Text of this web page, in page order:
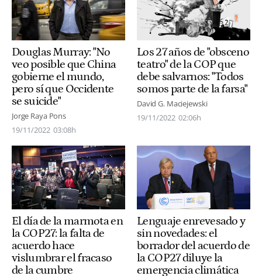
Douglas Murray: "No
veo posible que China
gobierne el mundo,
pero sí que Occidente
se suicide"
Jorge Raya Pons
19/11/2022 03:08h
Los 27 años de "obsceno
teatro" de la COP que
debe salvarnos: "Todos
somos parte de la farsa"
David G. Maciejewski
19/11/2022 02:06h
El día de la marmota en
la COP27: la falta de
acuerdo hace
vislumbrar el fracaso
de la cumbre
Lenguaje enrevesado y
sin novedades: el
borrador del acuerdo de
la COP27 diluye la
emergencia climática